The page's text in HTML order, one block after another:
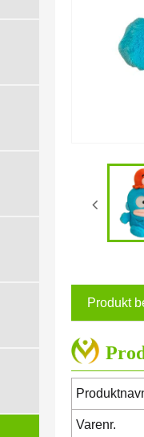
Produkt
Varenr.